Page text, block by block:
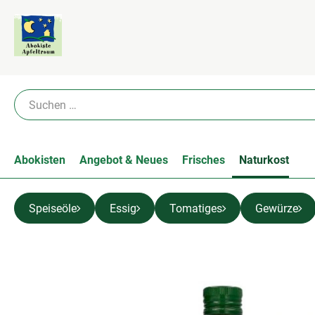
Abokisten Angebot & Neues Frisches Naturkost
Speiseöle Essig Tomatiges Gewürze